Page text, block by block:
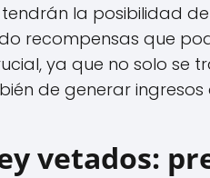
la posibilidad
recompensas que
ya que no solo se
de generar ingresos
vetados: